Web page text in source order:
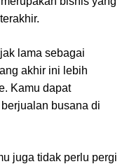
lama sebagai
akhir ini lebih
Kamu dapat
busana di
juga tidak perlu pergi